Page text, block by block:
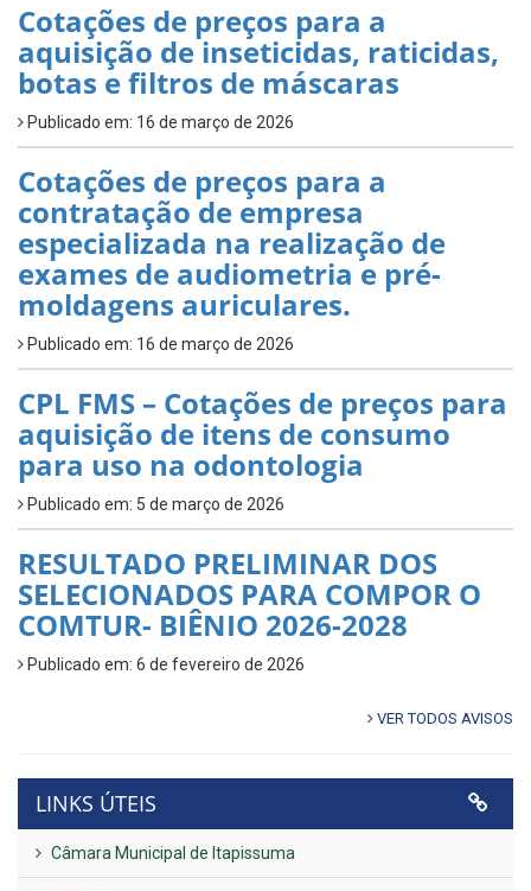
Cotações de preços para a
aquisição de inseticidas, raticidas,
botas e filtros de máscaras
Publicado em: 16 de março de 2026
Cotações de preços para a
contratação de empresa
especializada na realização de
exames de audiometria e pré-
moldagens auriculares.
Publicado em: 16 de março de 2026
CPL FMS – Cotações de preços para
aquisição de itens de consumo
para uso na odontologia
Publicado em: 5 de março de 2026
RESULTADO PRELIMINAR DOS
SELECIONADOS PARA COMPOR O
COMTUR- BIÊNIO 2026-2028
Publicado em: 6 de fevereiro de 2026
VER TODOS AVISOS
LINKS ÚTEIS
Câmara Municipal de Itapissuma